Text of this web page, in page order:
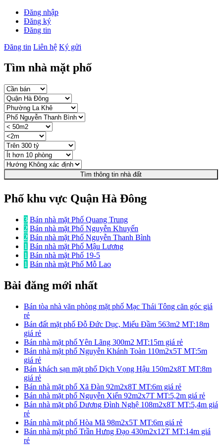
Đăng nhập
Đăng ký
Đăng tin
Đăng tin Liên hệ Ký gửi
Tìm nhà mặt phố
Tìm thông tin nhà đất
Phố khu vực Quận Hà Đông
3 Bán nhà mặt Phố Quang Trung
2 Bán nhà mặt Phố Nguyễn Khuyến
2 Bán nhà mặt Phố Nguyễn Thanh Bình
1 Bán nhà mặt Phố Mậu Lương
1 Bán nhà mặt Phố 19-5
1 Bán nhà mặt Phố Mỗ Lao
Bài đăng mới nhất
Bán tòa nhà văn phòng mặt phố Mạc Thái Tông căn góc giá
rẻ
Bán đất mặt phố Đỗ Đức Dục, Miếu Đầm 563m2 MT:18m
giá rẻ
Bán nhà mặt phố Yên Lãng 300m2 MT:15m giá rẻ
Bán nhà mặt phố Nguyễn Khánh Toàn 110m2x5T MT:5m
giá rẻ
Bán khách sạn mặt phố Dịch Vọng Hậu 150m2x8T MT:8m
giá rẻ
Bán nhà mặt phố Xã Đàn 92m2x8T MT:6m giá rẻ
Bán nhà mặt phố Nguyễn Xiển 92m2x7T MT:5,2m giá rẻ
Bán nhà mặt phố Dương Đình Nghệ 108m2x8T MT:5,4m giá
rẻ
Bán nhà mặt phố Hòa Mã 98m2x5T MT:6m giá rẻ
Bán nhà mặt phố Trần Hưng Đạo 430m2x12T MT:14m giá
rẻ